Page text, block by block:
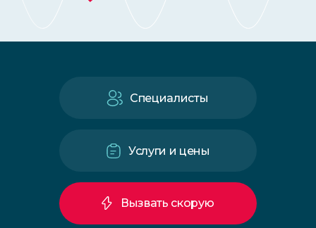
Специалисты
Услуги и цены
Вызвать скорую